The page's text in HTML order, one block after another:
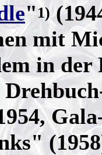
"1)
mit
in der